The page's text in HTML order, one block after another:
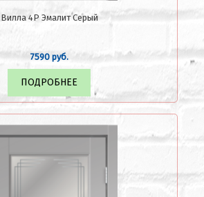
Вилла 4Р Эмалит Серый
7590 руб.
ПОДРОБНЕЕ